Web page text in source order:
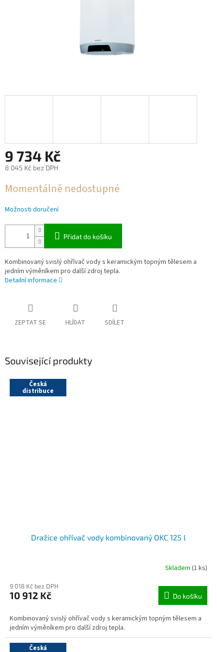
9 734 Kč
8 045 Kč bez DPH
cena:
Momentálně nedostupné
Možnosti doručení
Přidat do košíku
Kombinovaný svislý ohřívač vody s keramickým topným tělesem a
jedním výměníkem pro další zdroj tepla.
Detailní informace
ZEPTAT SE HLÍDAT SDÍLET
Související produkty
Česká
distribuce
Dražice ohřívač vody kombinovaný OKC 125 l
Skladem (1 ks)
9 018 Kč bez DPH
10 912 Kč Do košíku
Kombinovaný svislý ohřívač vody s keramickým topným tělesem a
jedním výměníkem pro další zdroj tepla.
Česká